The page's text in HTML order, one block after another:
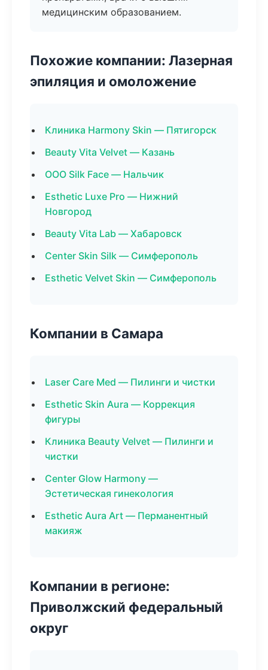
медицинским образованием.
Похожие компании: Лазерная
эпиляция и омоложение
Клиника Harmony Skin — Пятигорск
Beauty Vita Velvet — Казань
ООО Silk Face — Нальчик
Esthetic Luxe Pro — Нижний
Новгород
Beauty Vita Lab — Хабаровск
Center Skin Silk — Симферополь
Esthetic Velvet Skin — Симферополь
Компании в Самара
Laser Care Med — Пилинги и чистки
Esthetic Skin Aura — Коррекция
фигуры
Клиника Beauty Velvet — Пилинги и
чистки
Center Glow Harmony —
Эстетическая гинекология
Esthetic Aura Art — Перманентный
макияж
Компании в регионе:
Приволжский федеральный
округ